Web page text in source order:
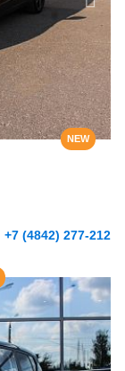
NEW
+7 (4842) 277-212